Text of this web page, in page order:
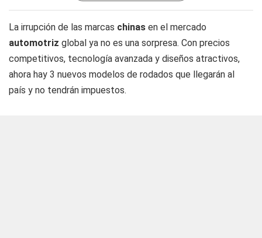
La irrupción de las marcas chinas en el mercado
automotriz global ya no es una sorpresa. Con precios
competitivos, tecnología avanzada y diseños atractivos,
ahora hay 3 nuevos modelos de rodados que llegarán al
país y no tendrán impuestos.